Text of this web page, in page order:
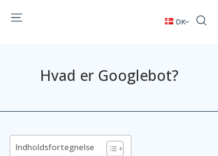
DK
Hvad er Googlebot?
Indholdsfortegnelse